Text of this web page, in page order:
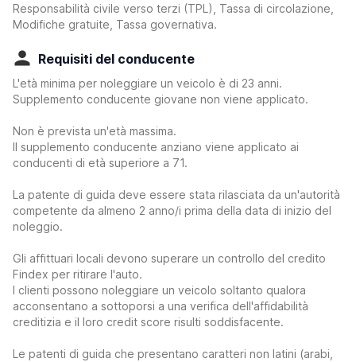
Responsabilità civile verso terzi (TPL), Tassa di circolazione,
Modifiche gratuite, Tassa governativa.
Requisiti del conducente
L'età minima per noleggiare un veicolo è di 23 anni.
Supplemento conducente giovane non viene applicato.
Non è prevista un'età massima.
Il supplemento conducente anziano viene applicato ai
conducenti di età superiore a 71.
La patente di guida deve essere stata rilasciata da un'autorità
competente da almeno 2 anno/i prima della data di inizio del
noleggio.
Gli affittuari locali devono superare un controllo del credito
Findex per ritirare l'auto.
I clienti possono noleggiare un veicolo soltanto qualora
acconsentano a sottoporsi a una verifica dell'affidabilità
creditizia e il loro credit score risulti soddisfacente.
Le patenti di guida che presentano caratteri non latini (arabi,